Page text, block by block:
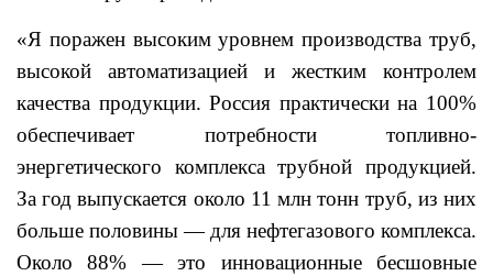
«Я поражен высоким уровнем производства труб,
высокой автоматизацией и жестким контролем
качества продукции. Россия практически на 100%
обеспечивает потребности топливно-
энергетического комплекса трубной продукцией.
За год выпускается около 11 млн тонн труб, из них
больше половины — для нефтегазового комплекса.
Около 88% — это инновационные бесшовные